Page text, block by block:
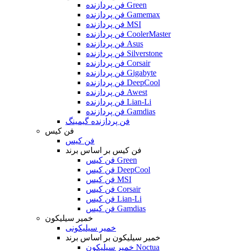
فن پردازنده Green
فن پردازنده Gamemax
فن پردازنده MSI
فن پردازنده CoolerMaster
فن پردازنده Asus
فن پردازنده Silverstone
فن پردازنده Corsair
فن پردازنده Gigabyte
فن پردازنده DeepCool
فن پردازنده Awest
فن پردازنده Lian-Li
فن پردازنده Gamdias
فن پردازنده گیمینگ
فن کیس
فن کیس
فن کیس بر اساس برند
فن کیس Green
فن کیس DeepCool
فن کیس MSI
فن کیس Corsair
فن کیس Lian-Li
فن کیس Gamdias
خمیر سیلیکون
خمیر سیلیکونی
خمیر سیلیکون بر اساس برند
خمیر سیلیکون Noctua